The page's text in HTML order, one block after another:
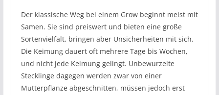
Der klassische Weg bei einem Grow beginnt meist mit
Samen. Sie sind preiswert und bieten eine große
Sortenvielfalt, bringen aber Unsicherheiten mit sich.
Die Keimung dauert oft mehrere Tage bis Wochen,
und nicht jede Keimung gelingt. Unbewurzelte
Stecklinge dagegen werden zwar von einer
Mutterpflanze abgeschnitten, müssen jedoch erst